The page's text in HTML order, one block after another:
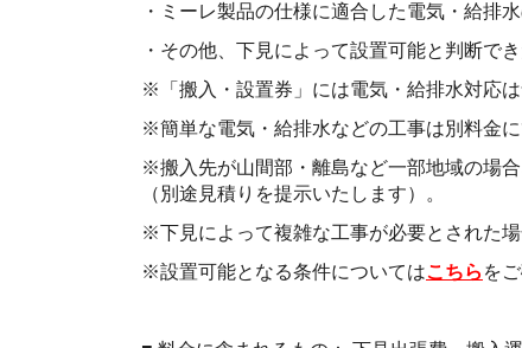
・ミーレ製品の仕様に適合した電気・給排
・その他、下見によって設置可能と判断で
※「搬入・設置券」には電気・給排水対応
※簡単な電気・給排水などの工事は別料金
※搬入先が山間部・離島など一部地域の場
（別途見積りを提示いたします）。
※下見によって複雑な工事が必要とされた
※設置可能となる条件についてはこちら を